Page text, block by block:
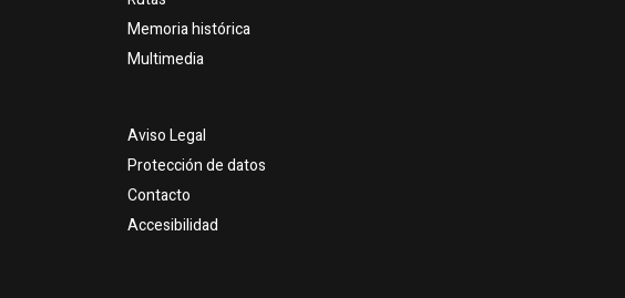
Memoria histórica
Multimedia
Aviso Legal
Protección de datos
Contacto
Accesibilidad